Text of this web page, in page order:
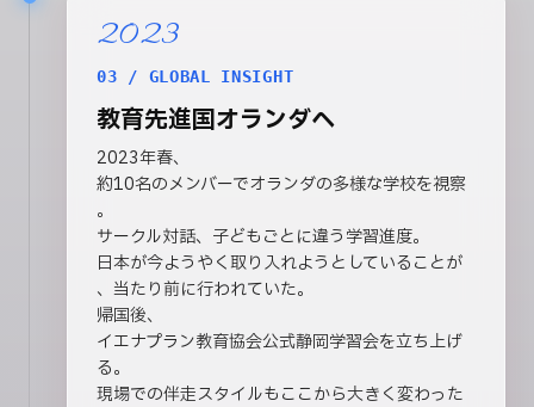
2023
03 / GLOBAL INSIGHT
教育先進国オランダへ
2023年春、
約10名のメンバーでオランダの多様な学校を視察
。
サークル対話、子どもごとに違う学習進度。
日本が今ようやく取り入れようとしていることが
、当たり前に行われていた。
帰国後、
イエナプラン教育協会公式静岡学習会を立ち上げ
る。
現場での伴走スタイルもここから大きく変わった